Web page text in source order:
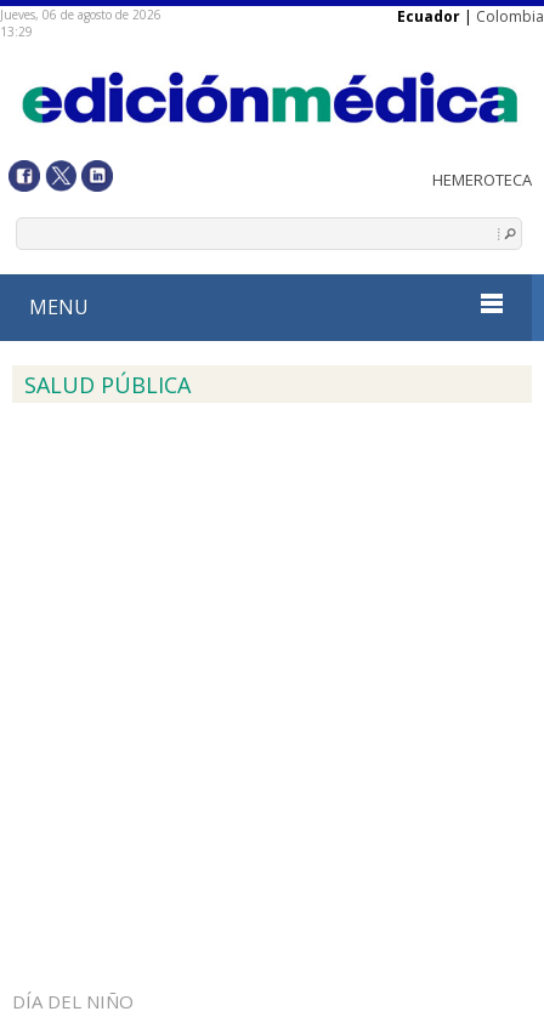
Jueves, 06 de agosto de 2026
13:29
Ecuador | Colombia
MENU
SALUD PÚBLICA
DÍA DEL NIÑO